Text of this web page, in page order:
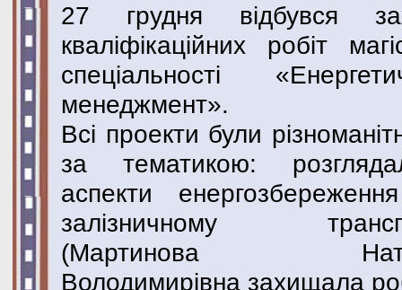
27 грудня відбувся
кваліфікаційних робіт
спеціальності
менеджмент».
Всі проекти були
за тематикою:
аспекти
залізничному
(Мартинова
Володимирівна захищала